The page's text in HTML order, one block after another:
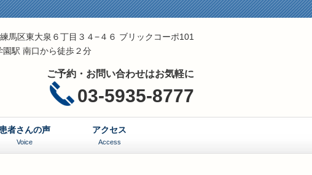
馬区東大泉６丁目３４−４６ ブリックコーポ101
駅 南口から徒歩２分
ご予約・お問い合わせはお気軽に
03-5935-8777
患者さんの声
Voice
アクセス
Access